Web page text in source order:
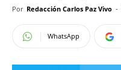
Por Redacción Carlos Paz Vivo -
WhatsApp